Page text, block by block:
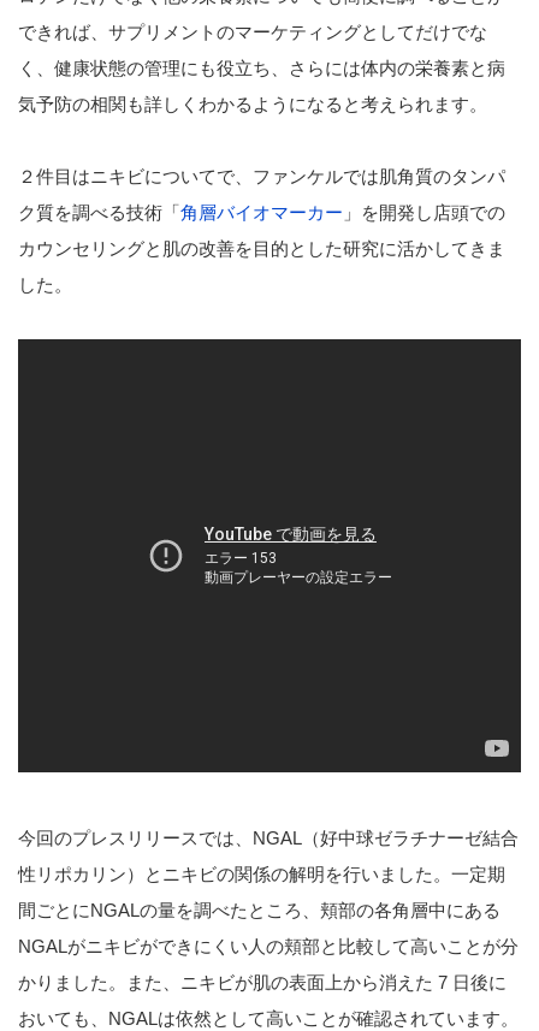
できれば、サプリメントのマーケティングとしてだけでな
く、健康状態の管理にも役立ち、さらには体内の栄養素と病
気予防の相関も詳しくわかるようになると考えられます。
２件目はニキビについてで、ファンケルでは肌角質のタンパ
ク質を調べる技術「角層バイオマーカー 」を開発し店頭での
カウンセリングと肌の改善を目的とした研究に活かしてきま
した。
今回のプレスリリースでは、NGAL（好中球ゼラチナーゼ結合
性リポカリン）とニキビの関係の解明を行いました。一定期
間ごとにNGALの量を調べたところ、頬部の各角層中にある
NGALがニキビができにくい人の頬部と比較して高いことが分
かりました。また、ニキビが肌の表面上から消えた 7 日後に
おいても、NGALは依然として高いことが確認されています。